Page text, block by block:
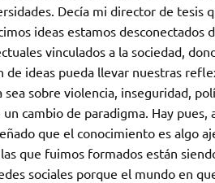
Decía mi director de tesis
ideas estamos desconectados
vinculados a la sociedad,
de ideas pueda llevar nuestras
sea sobre violencia, inseguridad,
cambio de paradigma. Hay
que el conocimiento es algo
las que fuimos formados están
sociales porque el mundo en